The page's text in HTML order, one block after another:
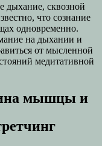
дыхание, сквозной
что сознание
одновременно.
на дыхании и
от мысленной
медитативной
мышцы и